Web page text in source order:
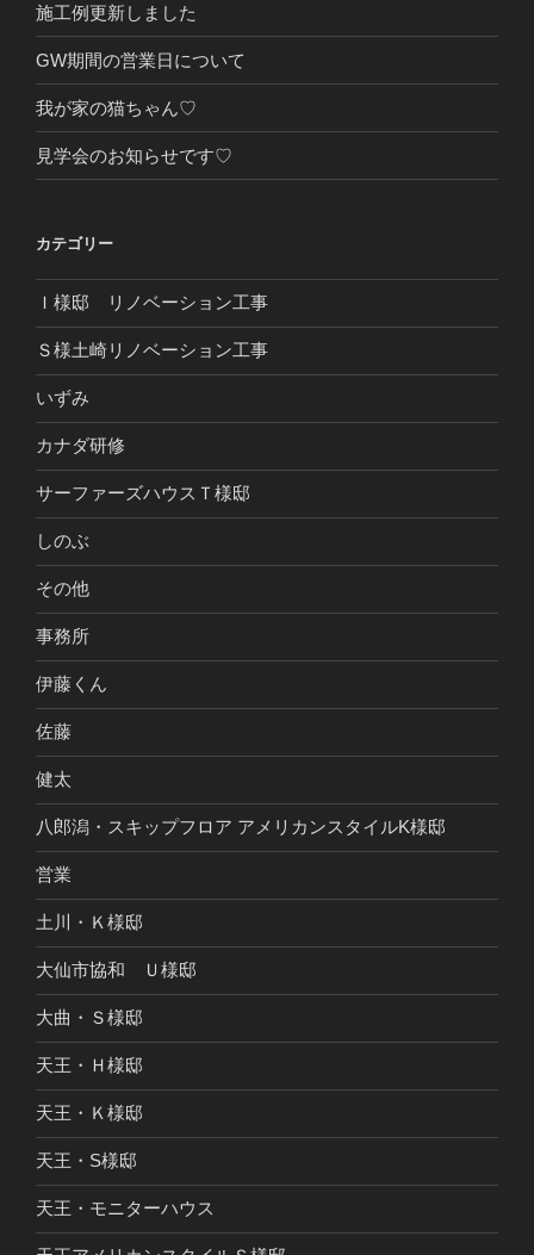
施工例更新しました
GW期間の営業日について
我が家の猫ちゃん♡
見学会のお知らせです♡
カテゴリー
Ｉ様邸 リノベーション工事
Ｓ様土崎リノベーション工事
いずみ
カナダ研修
サーファーズハウスＴ様邸
しのぶ
その他
事務所
伊藤くん
佐藤
健太
八郎潟・スキップフロア アメリカンスタイルK様邸
営業
土川・Ｋ様邸
大仙市協和 Ｕ様邸
大曲・Ｓ様邸
天王・Ｈ様邸
天王・Ｋ様邸
天王・S様邸
天王・モニターハウス